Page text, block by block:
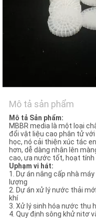
ĐỒ
TRANG
WEB
CHÍNH
SÁCH
BẢO
MẬT
Mô tả sản phẩm
Mô tả Sản phẩm:
MBBR media là một loại
đổi vật liệu cao phân tử
học, nó cải thiện xúc tác
hơn, dễ dàng nhân lên
cao, ưa nước tốt, hoạt tính
Uphạm vi hát:
1. Dự án nâng cấp nhà
lượng
2. Dự án xử lý nước thải
khí
3. Xử lý sinh hóa nước thu
4. Quy định sông khử nitơ